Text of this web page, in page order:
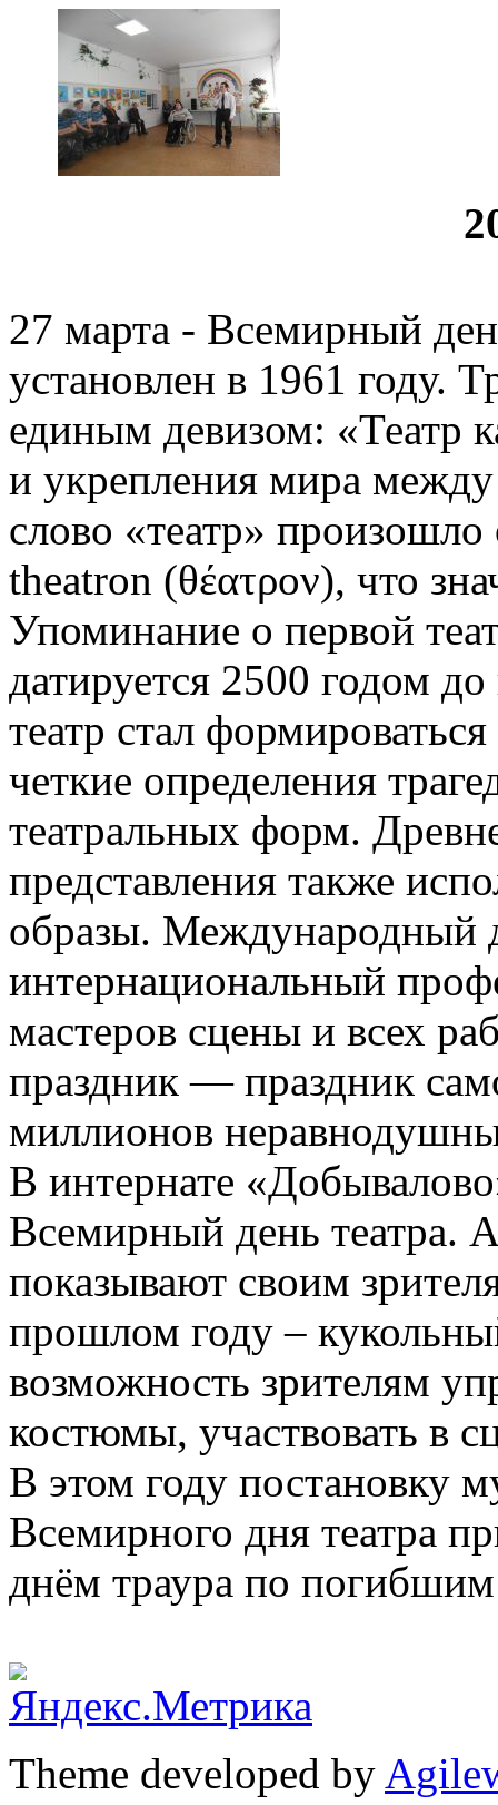
27 марта - Всемирный
установлен в 1961 году.
единым девизом: «Театр
и укрепления мира
слово «театр» произошло
theatron (θέατρον), что
Упоминание о первой
датируется 2500 годом
театр стал
четкие определения
театральных форм.
представления также
образы. Международный
интернациональный
мастеров сцены и всех
праздник — праздник
миллионов
В интернате
Всемирный день театра.
показывают своим
прошлом году –
возможность зрителям
костюмы, участвовать в
В этом году постановку
Всемирного дня театра
днём траура по
Theme developed by